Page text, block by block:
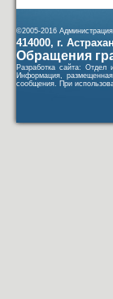
©2005-2016 Администрация
414000, г.
Обращения
Разработка сайта:
Информация,
сообщения. При